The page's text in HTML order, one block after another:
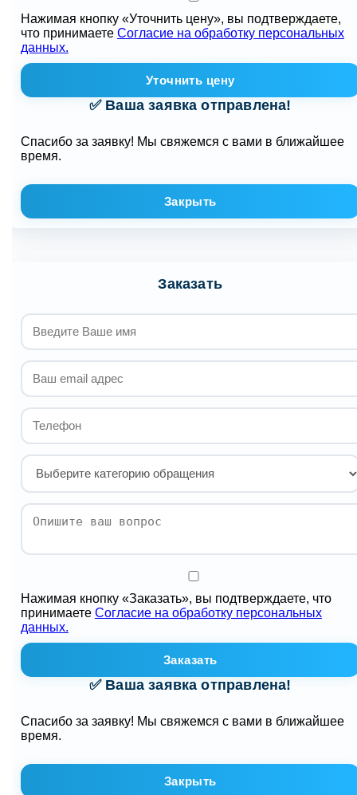
Нажимая кнопку «Уточнить цену», вы подтверждаете,
что принимаетеСогласие на обработку персональных
данных.
Уточнить цену
✅ Ваша заявка отправлена!
Спасибо за заявку! Мы свяжемся с вами в ближайшее
время.
Закрыть
Заказать
Нажимая кнопку «Заказать», вы подтверждаете, что
принимаетеСогласие на обработку персональных
данных.
Заказать
✅ Ваша заявка отправлена!
Спасибо за заявку! Мы свяжемся с вами в ближайшее
время.
Закрыть